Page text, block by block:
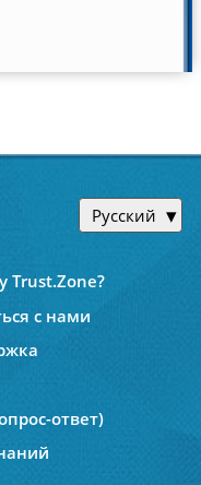
Русский
Trust.Zone?
с нами
ответ)